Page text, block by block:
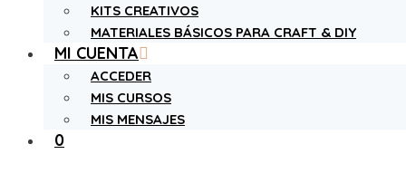
KITS CREATIVOS
MATERIALES BÁSICOS PARA CRAFT & DIY
MI CUENTA
ACCEDER
MIS CURSOS
MIS MENSAJES
0